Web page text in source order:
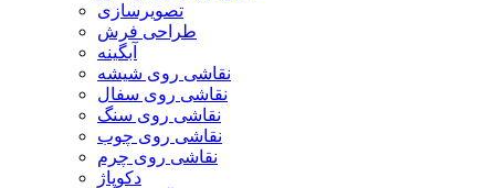
تصویرسازی
طراحی فرش
آبگینه
نقاشی روی شیشه
نقاشی روی سفال
نقاشی روی سنگ
نقاشی روی چوب
نقاشی روی چرم
دکوپاژ